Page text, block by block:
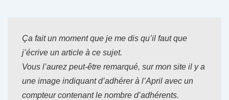
Ça fait un moment que je me dis qu’il faut que
j’écrive un article à ce sujet.
Vous l’aurez peut-être remarqué, sur mon site il y a
une image indiquant d’adhérer à l’April avec un
compteur contenant le nombre d’adhérents.